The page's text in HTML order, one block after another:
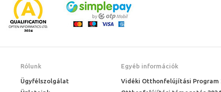
Rólunk
Ügyfélszolgálat
Egyéb információk
Vidéki Otthonfelújítási Program